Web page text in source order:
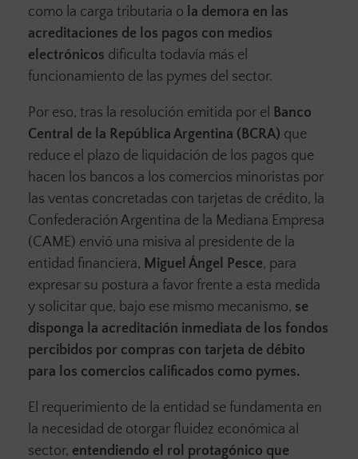
como la carga tributaria o la demora en las
acreditaciones de los pagos con medios
electrónicos dificulta todavía más el
funcionamiento de las pymes del sector.
Por eso, tras la resolución emitida por el Banco
Central de la República Argentina (BCRA) que
reduce el plazo de liquidación de los pagos que
hacen los bancos a los comercios minoristas por
las ventas concretadas con tarjetas de crédito, la
Confederación Argentina de la Mediana Empresa
(CAME) envió una misiva al presidente de la
entidad financiera, Miguel Ángel Pesce, para
expresar su postura a favor frente a esta medida
y solicitar que, bajo ese mismo mecanismo, se
disponga la acreditación inmediata de los fondos
percibidos por compras con tarjeta de débito
para los comercios calificados como pymes.
El requerimiento de la entidad se fundamenta en
la necesidad de otorgar fluidez económica al
sector, entendiendo el rol protagónico que